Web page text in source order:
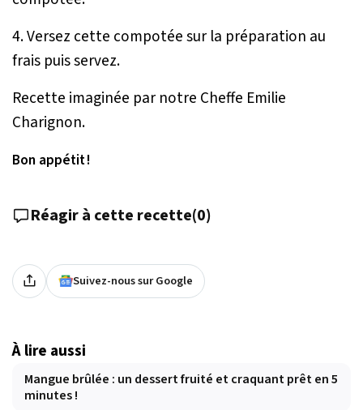
4. Versez cette compotée sur la préparation au
frais puis servez.
Recette imaginée par notre Cheffe Emilie
Charignon.
Bon appétit !
Réagir à cette recette(0)
Suivez-nous sur Google
À lire aussi
Mangue brûlée : un dessert fruité et craquant prêt en 5
minutes !